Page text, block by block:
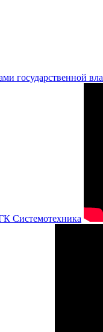
государственной
Системотехника